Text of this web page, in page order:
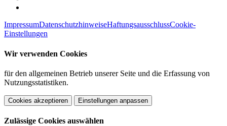
ImpressumDatenschutzhinweiseHaftungsausschlussCookie-
Einstellungen
Wir verwenden Cookies
für den allgemeinen Betrieb unserer Seite und die Erfassung von
Nutzungsstatistiken.
Cookies akzeptieren Einstellungen anpassen
Zulässige Cookies auswählen